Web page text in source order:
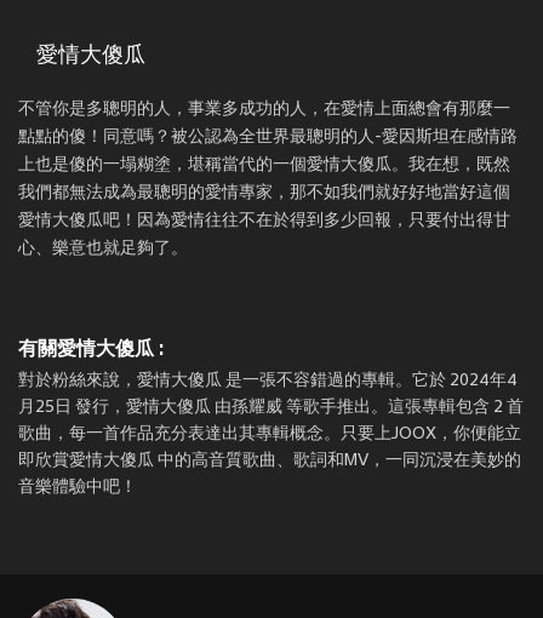
愛情大傻瓜
不管你是多聰明的人，事業多成功的人，在愛情上面總會有那麼一
點點的傻！同意嗎？被公認為全世界最聰明的人-愛因斯坦在感情路
上也是傻的一塌糊塗，堪稱當代的一個愛情大傻瓜。我在想，既然
我們都無法成為最聰明的愛情專家，那不如我們就好好地當好這個
愛情大傻瓜吧！因為愛情往往不在於得到多少回報，只要付出得甘
心、樂意也就足夠了。
有關愛情大傻瓜 :
對於粉絲來說，愛情大傻瓜 是一張不容錯過的專輯。它於 2024年4
月25日 發行，愛情大傻瓜 由孫耀威 等歌手推出。這張專輯包含 2 首
歌曲，每一首作品充分表達出其專輯概念。只要上JOOX，你便能立
即欣賞愛情大傻瓜 中的高音質歌曲、歌詞和MV，一同沉浸在美妙的
音樂體驗中吧！